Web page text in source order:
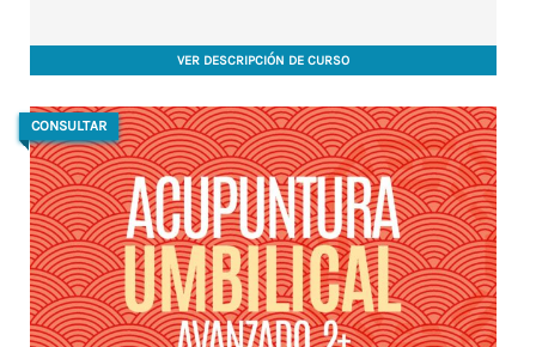
VER DESCRIPCIÓN DE CURSO
CONSULTAR